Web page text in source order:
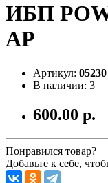
ИБП
AP
Артикул: 05230
В наличии: 3
600.00 р.
Понравился товар?
Добавьте к себе,